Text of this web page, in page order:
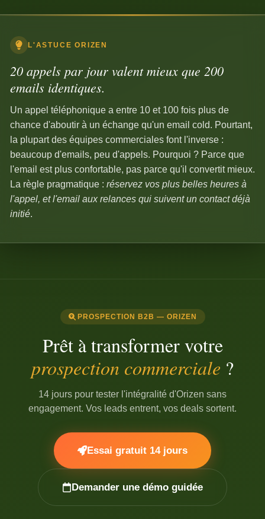
L'ASTUCE ORIZEN
20 appels par jour valent mieux que 200
emails identiques.
Un appel téléphonique a entre 10 et 100 fois plus de
chance d'aboutir à un échange qu'un email cold. Pourtant,
la plupart des équipes commerciales font l'inverse :
beaucoup d'emails, peu d'appels. Pourquoi ? Parce que
l'email est plus confortable, pas parce qu'il convertit mieux.
La règle pragmatique : réservez vos plus belles heures à
l'appel, et l'email aux relances qui suivent un contact déjà
initié.
PROSPECTION B2B — ORIZEN
Prêt à transformer votre
prospection commerciale ?
14 jours pour tester l'intégralité d'Orizen sans
engagement. Vos leads entrent, vos deals sortent.
Essai gratuit 14 jours
Demander une démo guidée